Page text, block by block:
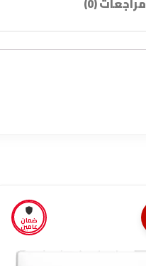
ضمان
عامين